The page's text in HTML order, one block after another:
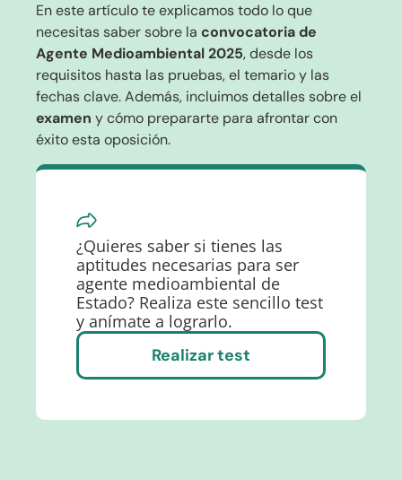
En este artículo te explicamos todo lo que
necesitas saber sobre la convocatoria de
Agente Medioambiental 2025, desde los
requisitos hasta las pruebas, el temario y las
fechas clave. Además, incluimos detalles sobre el
examen y cómo prepararte para afrontar con
éxito esta oposición.
¿Quieres saber si tienes las
aptitudes necesarias para ser
agente medioambiental de
Estado? Realiza este sencillo test
y anímate a lograrlo.
Realizar test